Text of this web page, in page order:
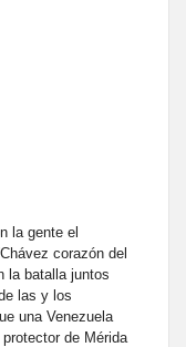
la gente el
corazón del
la batalla juntos
las y los
una Venezuela
de Mérida